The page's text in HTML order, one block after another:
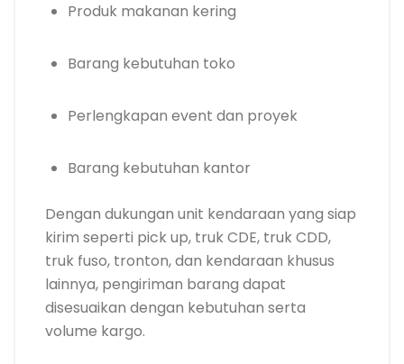
Produk makanan kering
Barang kebutuhan toko
Perlengkapan event dan proyek
Barang kebutuhan kantor
Dengan dukungan unit kendaraan yang siap
kirim seperti pick up, truk CDE, truk CDD,
truk fuso, tronton, dan kendaraan khusus
lainnya, pengiriman barang dapat
disesuaikan dengan kebutuhan serta
volume kargo.